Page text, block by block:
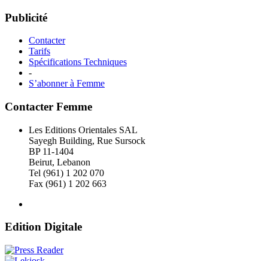
Publicité
Contacter
Tarifs
Spécifications Techniques
-
S’abonner à Femme
Contacter Femme
Les Editions Orientales SAL
Sayegh Building, Rue Sursock
BP 11-1404
Beirut, Lebanon
Tel (961) 1 202 070
Fax (961) 1 202 663
Edition Digitale